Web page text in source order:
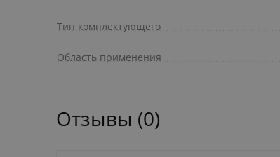
Тип комплектующего
Область применения
Отзывы (0)